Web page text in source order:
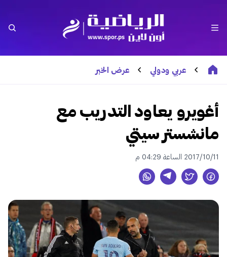
عربي ودولي عرض الخبر
أغويرو يعاود التدريب مع
مانشستر سيتي
2017/10/11 الساعة 04:29 م